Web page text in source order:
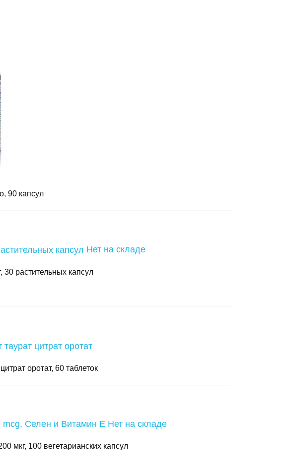
90 капсул
Нет на складе
30 растительных капсул
оротат, 60 таблеток
Нет на складе
мкг, 100 вегетарианских капсул